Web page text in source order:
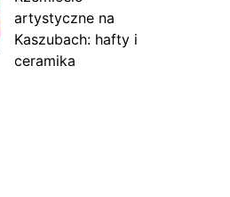
artystyczne na
Kaszubach: hafty i
ceramika